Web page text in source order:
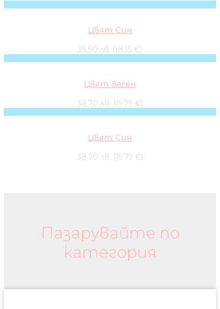
Цвят: Син
35,50 лв. (18.15 €)
Цвят: Зелен
38,70 лв. (19.79 €)
Цвят: Син
38,70 лв. (19.79 €)
Пазарувайте по
категория